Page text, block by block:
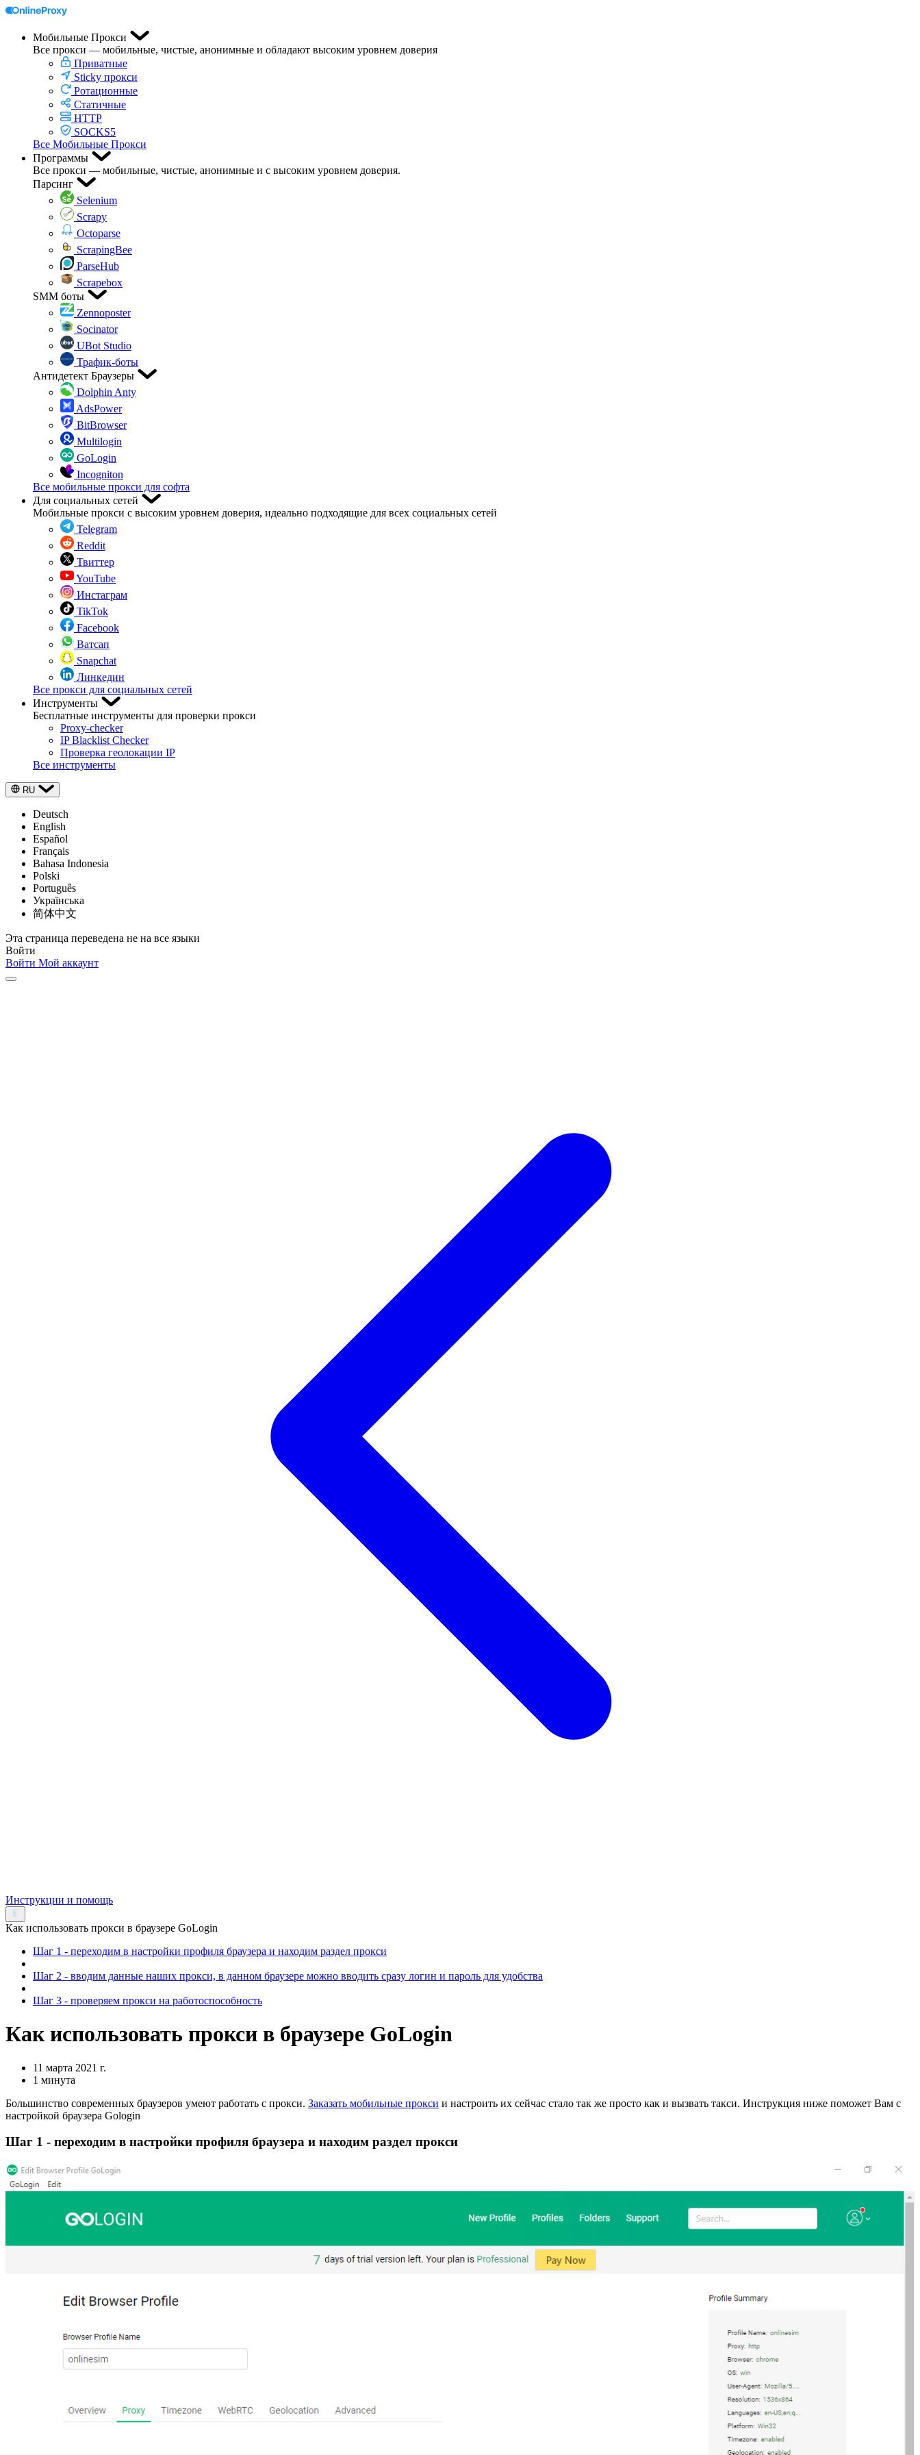
Мобильные Прокси
Все прокси — мобильные, чистые, анонимные и обладают высоким уровнем доверия
Приватные
Sticky прокси
Ротационные
Статичные
HTTP
SOCKS5
Все Мобильные Прокси
Программы
Все прокси — мобильные, чистые, анонимные и с высоким уровнем доверия.
Парсинг
Selenium
Scrapy
Octoparse
ScrapingBee
ParseHub
Scrapebox
SMM боты
Zennoposter
Socinator
UBot Studio
Трафик-боты
Антидетект Браузеры
Dolphin Anty
AdsPower
BitBrowser
Multilogin
GoLogin
Incogniton
Все мобильные прокси для софта
Для социальных сетей
Мобильные прокси с высоким уровнем доверия, идеально подходящие для всех социальных сетей
Telegram
Reddit
Твиттер
YouTube
Инстаграм
TikTok
Facebook
Ватсап
Snapchat
Линкедин
Все прокси для социальных сетей
Инструменты
Бесплатные инструменты для проверки прокси
Proxy-checker
IP Blacklist Checker
Проверка геолокации IP
Все инструменты
RU
Deutsch
English
Español
Français
Bahasa Indonesia
Polski
Português
Українська
简体中文
Эта страница переведена не на все языки
Войти
Войти Мой аккаунт
Инструкции и помощь
Как использовать прокси в браузере GoLogin
Шаг 1 - переходим в настройки профиля браузера и находим раздел прокси
Шаг 2 - вводим данные наших прокси, в данном браузере можно вводить сразу логин и пароль для удобства
Шаг 3 - проверяем прокси на работоспособность
Как использовать прокси в браузере GoLogin
11 марта 2021 г.
1 минута
Большинство современных браузеров умеют работать с прокси. Заказать мобильные прокси и настроить их сейчас стало так же просто как и вызвать такси. Инструкция ниже поможет Вам с
настройкой браузера Gologin
Шаг 1 - переходим в настройки профиля браузера и находим раздел прокси